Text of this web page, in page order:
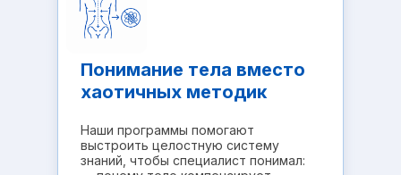
Понимание тела вместо
хаотичных методик
Наши программы помогают
выстроить целостную систему
знаний, чтобы специалист понимал: